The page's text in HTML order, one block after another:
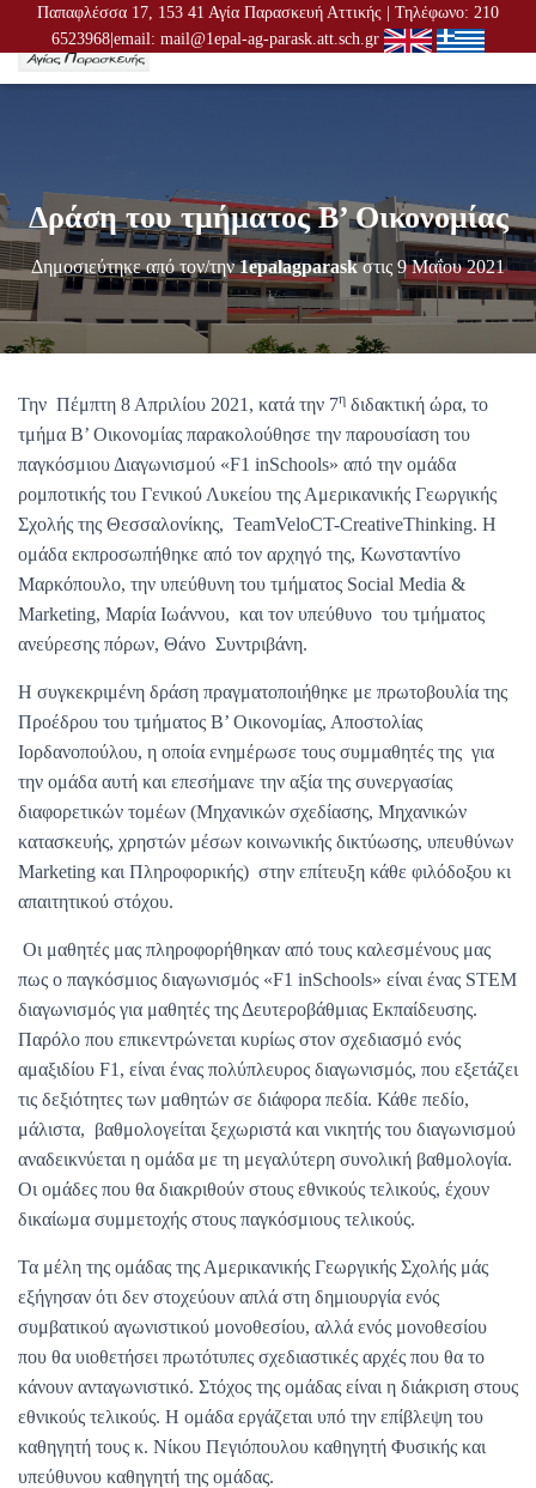
Παπαφλέσσα 17, 153 41 Αγία Παρασκευή Αττικής | Τηλέφωνο: 210
6523968|email: mail@1epal-ag-parask.att.sch.gr
Ν
Ή
Π
Λ
Ο
Η
Δράση του τμήματος Β’ Οικονομίας
Δημοσιεύτηκε από τον/την1epalagparaskστις 9 Μαΐου 2021
Την Πέμπτη 8 Απριλίου 2021, κατά την 7η διδακτική ώρα, το
τμήμα Β’ Οικονομίας παρακολούθησε την παρουσίαση του
παγκόσμιου Διαγωνισμού «F1 inSchools» από την ομάδα
ρομποτικής του Γενικού Λυκείου της Αμερικανικής Γεωργικής
Σχολής της Θεσσαλονίκης, TeamVeloCT-CreativeThinking. Η
ομάδα εκπροσωπήθηκε από τον αρχηγό της, Κωνσταντίνο
Μαρκόπουλο, την υπεύθυνη του τμήματος Social Media &
Marketing, Μαρία Ιωάννου, και τον υπεύθυνο του τμήματος
ανεύρεσης πόρων, Θάνο Συντριβάνη.
Η συγκεκριμένη δράση πραγματοποιήθηκε με πρωτοβουλία της
Προέδρου του τμήματος Β’ Οικονομίας, Αποστολίας
Ιορδανοπούλου, η οποία ενημέρωσε τους συμμαθητές της για
την ομάδα αυτή και επεσήμανε την αξία της συνεργασίας
διαφορετικών τομέων (Μηχανικών σχεδίασης, Μηχανικών
κατασκευής, χρηστών μέσων κοινωνικής δικτύωσης, υπευθύνων
Marketing και Πληροφορικής) στην επίτευξη κάθε φιλόδοξου κι
απαιτητικού στόχου.
Οι μαθητές μας πληροφορήθηκαν από τους καλεσμένους μας
πως ο παγκόσμιος διαγωνισμός «F1 inSchools» είναι ένας STEM
διαγωνισμός για μαθητές της Δευτεροβάθμιας Εκπαίδευσης.
Παρόλο που επικεντρώνεται κυρίως στον σχεδιασμό ενός
αμαξιδίου F1, είναι ένας πολύπλευρος διαγωνισμός, που εξετάζει
τις δεξιότητες των μαθητών σε διάφορα πεδία. Κάθε πεδίο,
μάλιστα, βαθμολογείται ξεχωριστά και νικητής του διαγωνισμού
αναδεικνύεται η ομάδα με τη μεγαλύτερη συνολική βαθμολογία.
Οι ομάδες που θα διακριθούν στους εθνικούς τελικούς, έχουν
δικαίωμα συμμετοχής στους παγκόσμιους τελικούς.
Τα μέλη της ομάδας της Αμερικανικής Γεωργικής Σχολής μάς
εξήγησαν ότι δεν στοχεύουν απλά στη δημιουργία ενός
συμβατικού αγωνιστικού μονοθεσίου, αλλά ενός μονοθεσίου
που θα υιοθετήσει πρωτότυπες σχεδιαστικές αρχές που θα το
κάνουν ανταγωνιστικό. Στόχος της ομάδας είναι η διάκριση στους
εθνικούς τελικούς. Η ομάδα εργάζεται υπό την επίβλεψη του
καθηγητή τους κ. Νίκου Πεγιόπουλου καθηγητή Φυσικής και
υπεύθυνου καθηγητή της ομάδας.